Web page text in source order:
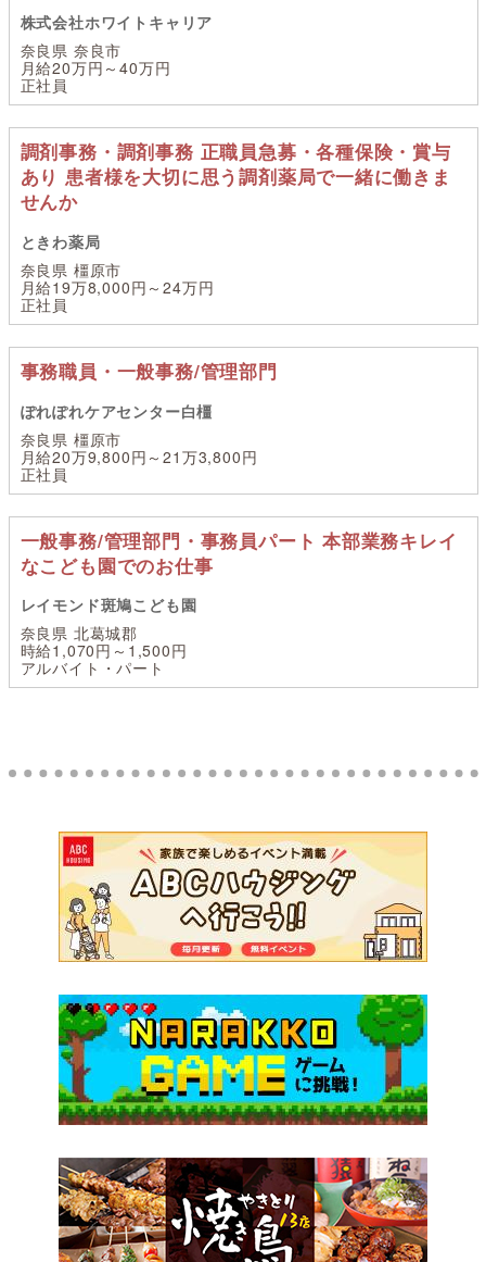
株式会社ホワイトキャリア
奈良県 奈良市
月給20万円～40万円
正社員
調剤事務・調剤事務 正職員急募・各種保険・賞与
あり 患者様を大切に思う調剤薬局で一緒に働きま
せんか
ときわ薬局
奈良県 橿原市
月給19万8,000円～24万円
正社員
事務職員・一般事務/管理部門
ぽれぽれケアセンター白橿
奈良県 橿原市
月給20万9,800円～21万3,800円
正社員
一般事務/管理部門・事務員パート 本部業務キレイ
なこども園でのお仕事
レイモンド斑鳩こども園
奈良県 北葛城郡
時給1,070円～1,500円
アルバイト・パート